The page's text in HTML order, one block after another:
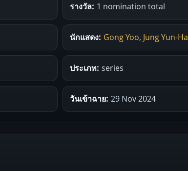
รางวัล: 1 nomination total
นักแสดง: Gong Yoo, Jung Yun-Ha
ประเภท: series
วันเข้าฉาย: 29 Nov 2024